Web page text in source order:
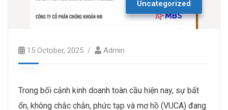
Uncategorized
15 October, 2025 Admin
Trong bối cảnh kinh doanh toàn cầu hiện nay, sự bất
ổn, không chắc chắn, phức tạp và mơ hồ (VUCA) đang